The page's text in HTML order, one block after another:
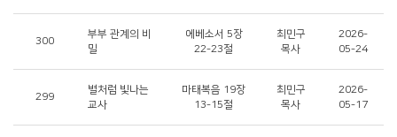
300
부부 관계의 비
밀
에베소서 5장
22-23절
최민구
목사
2026-
05-24
299
별처럼 빛나는
교사
마태복음 19장
13-15절
최민구
목사
2026-
05-17